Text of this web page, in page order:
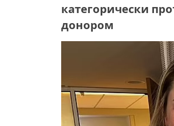
категорически
донором